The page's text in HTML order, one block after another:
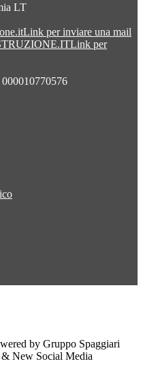
LT
Link per inviare una mail
Link per
by Gruppo Spaggiari
New Social Media